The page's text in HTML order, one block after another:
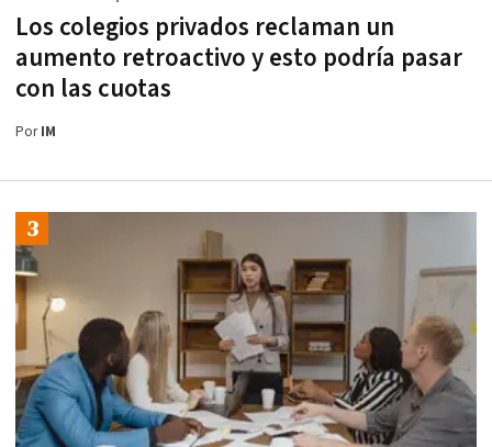
Los colegios privados reclaman un
aumento retroactivo y esto podría pasar
con las cuotas
PorIM